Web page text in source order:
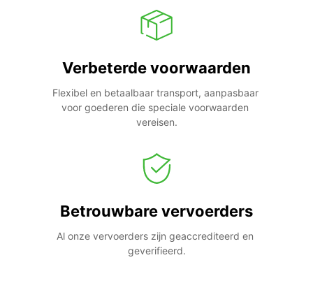
Verbeterde voorwaarden
Flexibel en betaalbaar transport, aanpasbaar
voor goederen die speciale voorwaarden
vereisen.
Betrouwbare vervoerders
Al onze vervoerders zijn geaccrediteerd en
geverifieerd.